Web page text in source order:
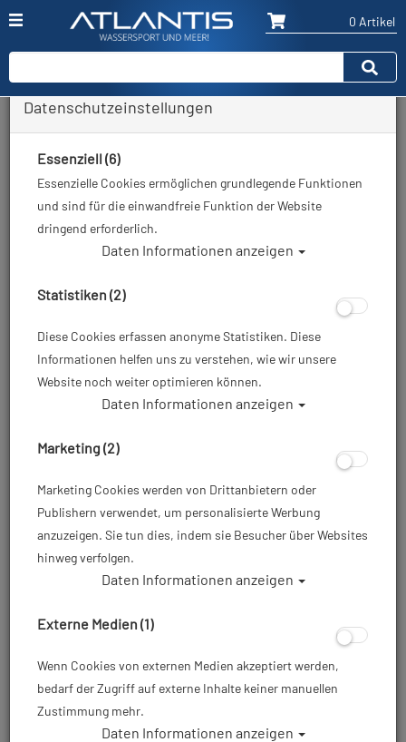
0 Artikel
Tauchflaschen 200/232bar
Hersteller
ECS 12L lang/232 bar
389,00 € 444,00 €
Polaris - ECS - 12L lang
konkav ( matt schwarz )
465,00 €
Polaris - Faber - 15L und
232 bar Flaschenkörper
Polaris 230 bar DBG TG
konkaver Boden 12 L lang
Datenschutzeinstellungen
Essenziell (6)
Essenzielle Cookies ermöglichen grundlegende Funktionen
und sind für die einwandfreie Funktion der Website
dringend erforderlich.
Daten Informationen anzeigen
Statistiken (2)
Diese Cookies erfassen anonyme Statistiken. Diese
Informationen helfen uns zu verstehen, wie wir unsere
Website noch weiter optimieren können.
Daten Informationen anzeigen
Marketing (2)
Marketing Cookies werden von Drittanbietern oder
Publishern verwendet, um personalisierte Werbung
anzuzeigen. Sie tun dies, indem sie Besucher über Websites
hinweg verfolgen.
Daten Informationen anzeigen
Externe Medien (1)
Wenn Cookies von externen Medien akzeptiert werden,
bedarf der Zugriff auf externe Inhalte keiner manuellen
Zustimmung mehr.
Daten Informationen anzeigen